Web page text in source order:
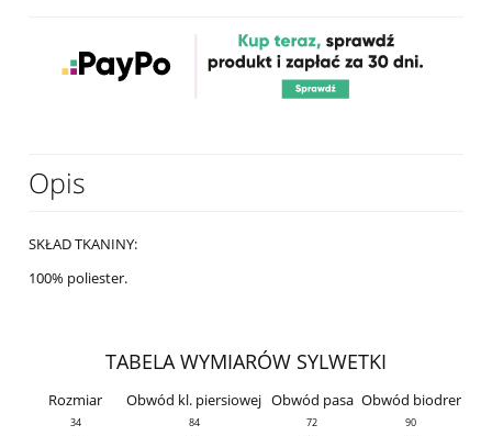
Opis
SKŁAD TKANINY:
100% poliester.
TABELA WYMIARÓW SYLWETKI
Rozmiar Obwód kl. piersiowej Obwód pasa Obwód biodrer
34 84 72
90